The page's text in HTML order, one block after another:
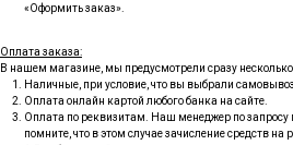
«Оформить заказ».
Оплата заказа:
В нашем магазине, мы предусмотрели сразу несколько
Наличные, при условие, что вы выбрали самовывоз.
Оплата онлайн картой любого банка на сайте.
Оплата по реквизитам. Наш менеджер по запросу
помните, что в этом случае зачисление средств на